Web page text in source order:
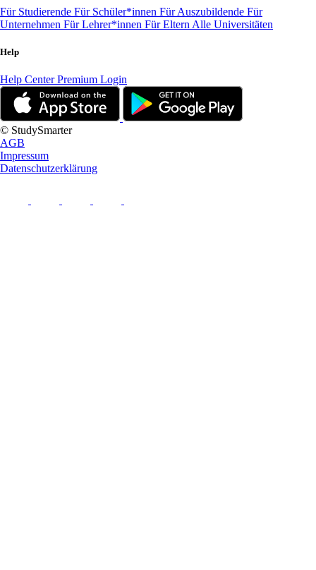
Für Studierende Für Schüler*innen Für Auszubildende Für
Unternehmen Für Lehrer*innen Für Eltern Alle Universitäten
Help
Help CenterPremium Login
© StudySmarter
AGB
Impressum
Datenschutzerklärung